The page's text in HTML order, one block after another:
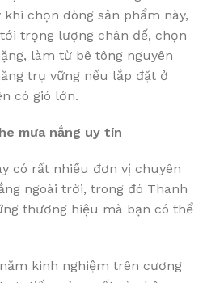
chọn dòng sản phẩm này,
trọng lượng chân đế, chọn
làm từ bê tông nguyên
trụ vững nếu lắp đặt ở
có gió lớn.
mưa nắng uy tín
có rất nhiều đơn vị chuyên
ngoài trời, trong đó Thanh
thương hiệu mà bạn có thể
kinh nghiệm trên cương